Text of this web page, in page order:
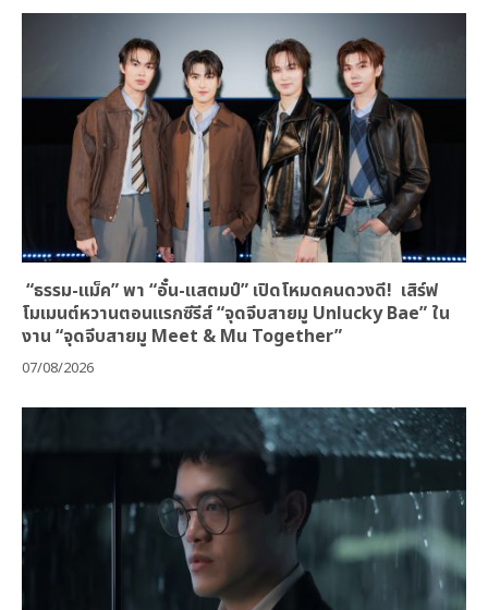
“ธรรม-แม็ค” พา “อั๋น-แสตมป์” เปิดโหมดคนดวงดี! เสิร์ฟ
โมเมนต์หวานตอนแรกซีรีส์ “จุดจีบสายมู Unlucky Bae” ใน
งาน “จุดจีบสายมู Meet & Mu Together”
07/08/2026